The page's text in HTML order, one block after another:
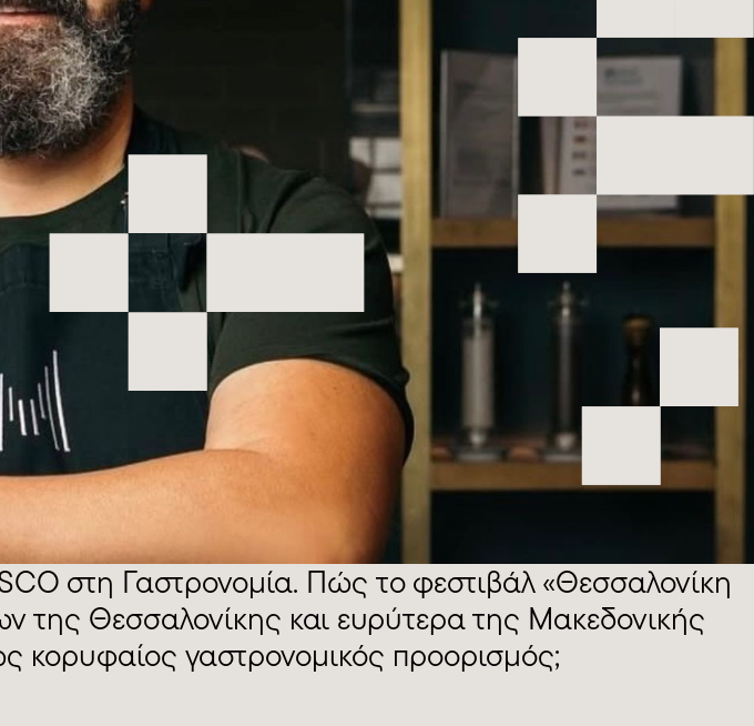
στη Γαστρονομία. Πώς το φεστιβάλ «Θεσσαλονίκη
της Θεσσαλονίκης και ευρύτερα της Μακεδονικής
κορυφαίος γαστρονομικός προορισμός;